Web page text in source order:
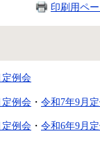
印刷用ペ
定例会
定例会 ・ 令和7年9月
定例会 ・ 令和6年9月